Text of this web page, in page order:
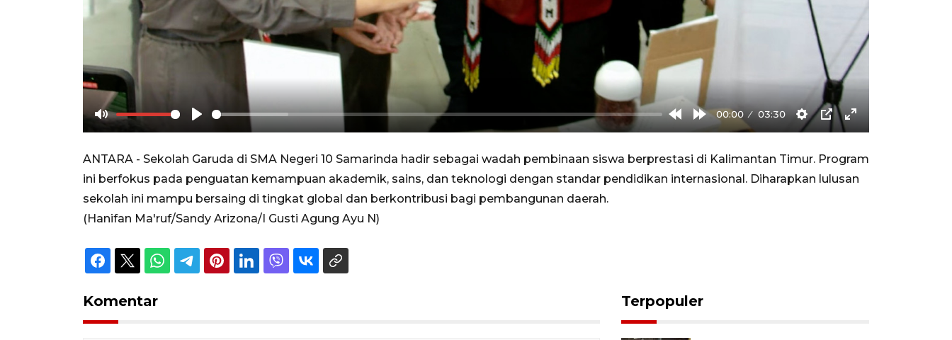
Mute Play
RewindForward
00:00 03:30
Settings
PIP Enter
ANTARA - Sekolah Garuda di SMA Negeri 10 Samarinda hadir sebagai wadah pembinaan siswa berprestasi di Kalimantan Timur. Program
ini berfokus pada penguatan kemampuan akademik, sains, dan teknologi dengan standar pendidikan internasional. Diharapkan lulusan
sekolah ini mampu bersaing di tingkat global dan berkontribusi bagi pembangunan daerah.
(Hanifan Ma'ruf/Sandy Arizona/I Gusti Agung Ayu N)
Komentar Terpopuler